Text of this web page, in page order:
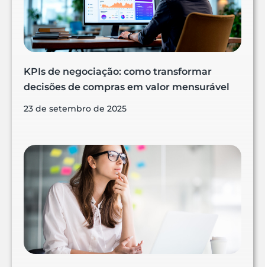
KPIs de negociação: como transformar
decisões de compras em valor mensurável
23 de setembro de 2025